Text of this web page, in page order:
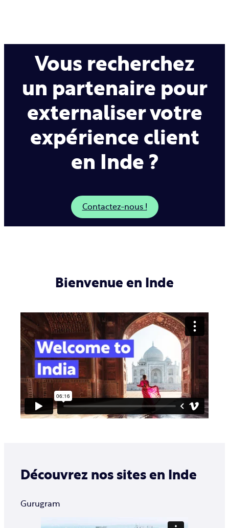
Vous recherchez
un partenaire pour
externaliser votre
expérience client
en Inde ?
Contactez-nous !
Bienvenue en Inde
Découvrez nos sites en Inde
Gurugram